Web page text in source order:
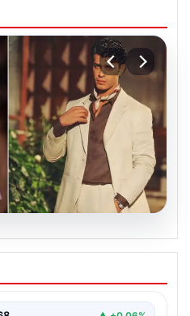
olay! Babası suç
‘Kızımla reşit